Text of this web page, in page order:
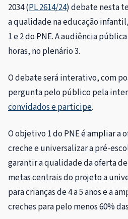
2034 (PL 2614/24) debate nesta
a qualidade na educação
1 e 2 do PNE. A audiência
horas, no plenário 3.
O debate será interativo, com
pergunta pelo público pela
convidados e participe.
O objetivo 1 do PNE é ampliar a
creche e universalizar a pré-
garantir a qualidade da oferta
metas centrais do projeto a
para crianças de 4 a 5 anos e a
creches para pelo menos 60%